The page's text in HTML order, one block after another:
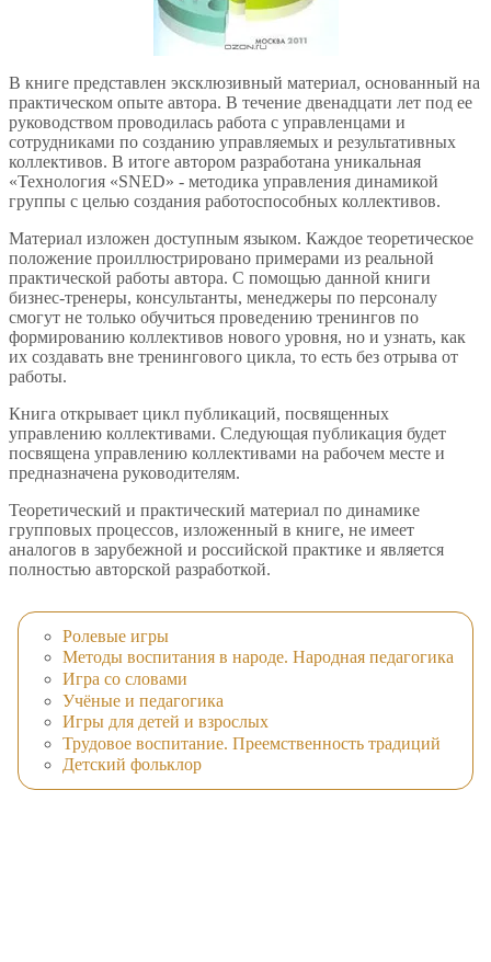
В книге представлен эксклюзивный материал, основанный на
практическом опыте автора. В течение двенадцати лет под ее
руководством проводилась работа с управленцами и
сотрудниками по созданию управляемых и результативных
коллективов. В итоге автором разработана уникальная
«Технология «SNED» - методика управления динамикой
группы с целью создания работоспособных коллективов.
Материал изложен доступным языком. Каждое теоретическое
положение проиллюстрировано примерами из реальной
практической работы автора. С помощью данной книги
бизнес-тренеры, консультанты, менеджеры по персоналу
смогут не только обучиться проведению тренингов по
формированию коллективов нового уровня, но и узнать, как
их создавать вне тренингового цикла, то есть без отрыва от
работы.
Книга открывает цикл публикаций, посвященных
управлению коллективами. Следующая публикация будет
посвящена управлению коллективами на рабочем месте и
предназначена руководителям.
Теоретический и практический материал по динамике
групповых процессов, изложенный в книге, не имеет
аналогов в зарубежной и российской практике и является
полностью авторской разработкой.
Ролевые игры
Методы воспитания в народе. Народная педагогика
Игра со словами
Учёные и педагогика
Игры для детей и взрослых
Трудовое воспитание. Преемственность традиций
Детский фольклор